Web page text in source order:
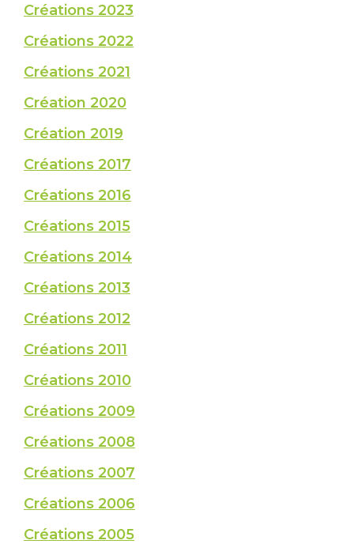
Créations 2023
Créations 2022
Créations 2021
Création 2020
Création 2019
Créations 2017
Créations 2016
Créations 2015
Créations 2014
Créations 2013
Créations 2012
Créations 2011
Créations 2010
Créations 2009
Créations 2008
Créations 2007
Créations 2006
Créations 2005